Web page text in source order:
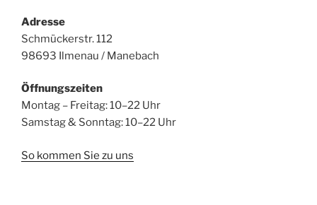
Adresse
Schmückerstr. 112
98693 Ilmenau / Manebach
Öffnungszeiten
Montag – Freitag: 10–22 Uhr
Samstag & Sonntag: 10–22 Uhr
So kommen Sie zu uns